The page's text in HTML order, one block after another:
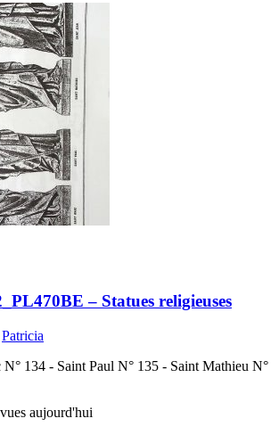
– Statues religieuses
Patricia
134 - Saint Paul N° 135 - Saint Mathieu N°
aujourd'hui